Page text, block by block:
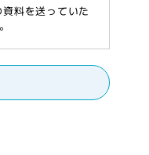
料を送っていた